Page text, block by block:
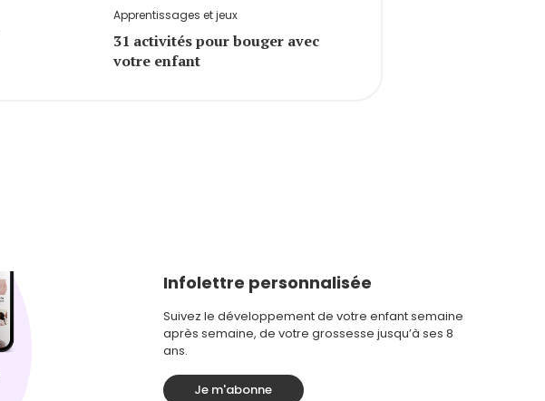
Apprentissages et jeux
31 activités pour bouger avec
votre enfant
Infolettre personnalisée
Suivez le développement de votre enfant semaine
après semaine, de votre grossesse jusqu’à ses 8
ans.
Je m'abonne